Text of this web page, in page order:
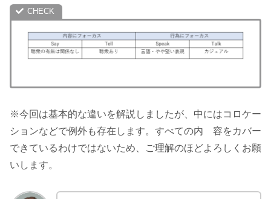
※今回は基本的な違いを解説しましたが、中にはコロケー
ションなどで例外も存在します。すべての内 容をカバー
できているわけではないため、ご理解のほどよろしくお願
いします。